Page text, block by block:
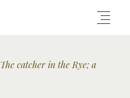
The catcher in the Rye; a